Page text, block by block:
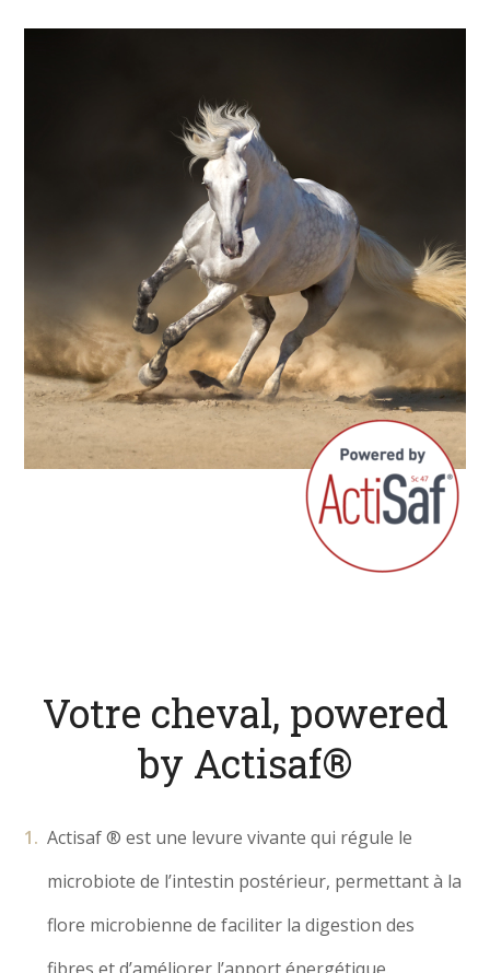
Votre cheval, powered
by Actisaf®
Actisaf ® est une levure vivante qui régule le
microbiote de l’intestin postérieur, permettant à la
flore microbienne de faciliter la digestion des